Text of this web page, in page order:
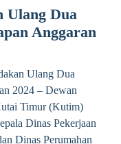
Ulang Dua
Anggaran
Ulang Dua
2024 – Dewan
Timur (Kutim)
Dinas Pekerjaan
Dinas Perumahan